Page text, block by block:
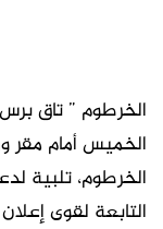
الخرطوم ” تاق
الخميس أمام مقر
الخرطوم، تلبية
التابعة لقوى